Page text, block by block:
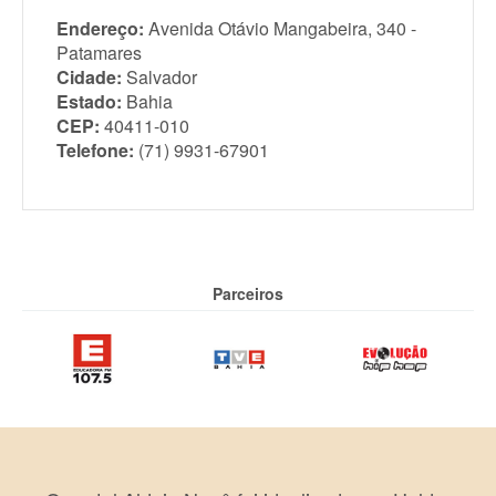
Endereço: Avenida Otávio Mangabeira, 340 -
Patamares
Cidade: Salvador
Estado: Bahia
CEP: 40411-010
Telefone: (71) 9931-67901
Parceiros